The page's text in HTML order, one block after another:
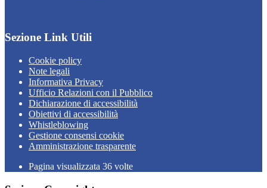
Sezione Link Utili
Cookie policy
Note legali
Informativa Privacy
Ufficio Relazioni con il Pubblico
Dichiarazione di accessibilità
Obiettivi di accessibilità
Whistleblowing
Gestione consensi cookie
Amministrazione trasparente
Pagina visualizzata 36 volte